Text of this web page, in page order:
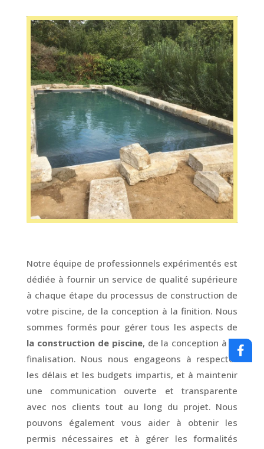
Notre équipe de professionnels expérimentés est
dédiée à fournir un service de qualité supérieure
à chaque étape du processus de construction de
votre piscine, de la conception à la finition. Nous
sommes formés pour gérer tous les aspects de
la construction de piscine, de la conception à la
finalisation. Nous nous engageons à respecter
les délais et les budgets impartis, et à maintenir
une communication ouverte et transparente
avec nos clients tout au long du projet. Nous
pouvons également vous aider à obtenir les
permis nécessaires et à gérer les formalités